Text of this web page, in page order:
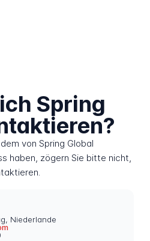
Spring
von Spring Global
haben, zögern Sie bitte nicht,
Niederlande